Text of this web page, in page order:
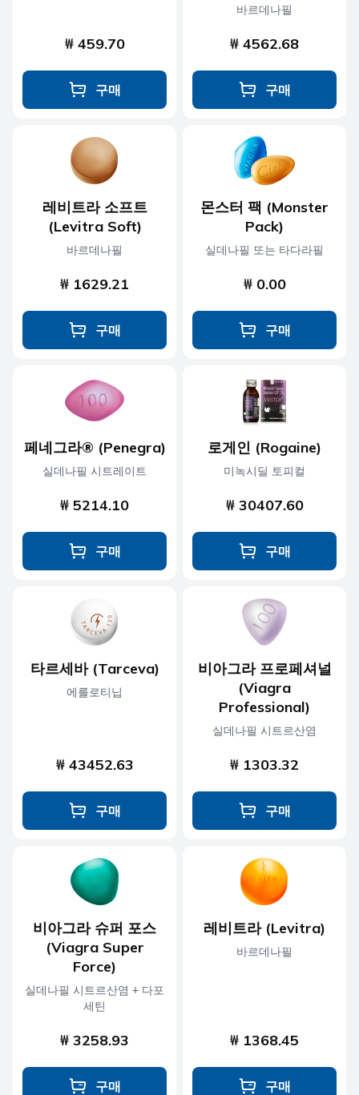
₩ 459.70
구매
바르데나필
₩ 4562.68
구매
레비트라 소프트
(Levitra Soft)
바르데나필
₩ 1629.21
구매
몬스터 팩 (Monster
Pack)
실데나필 또는 타다라필
₩ 0.00
구매
페네그라® (Penegra)
실데나필 시트레이트
₩ 5214.10
구매
로게인 (Rogaine)
미녹시딜 토피컬
₩ 30407.60
구매
타르세바 (Tarceva)
에를로티닙
₩ 43452.63
구매
비아그라 프로페셔널
(Viagra
Professional)
실데나필 시트르산염
₩ 1303.32
구매
비아그라 슈퍼 포스
(Viagra Super
Force)
실데나필 시트르산염 + 다포
세틴
₩ 3258.93
구매
레비트라 (Levitra)
바르데나필
₩ 1368.45
구매